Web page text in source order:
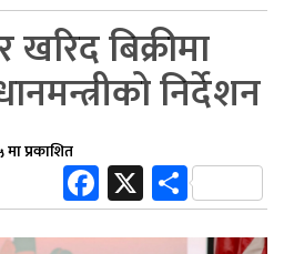
बिक्रीमा
निर्देशन
प्रकाशित
Facebook
XShare